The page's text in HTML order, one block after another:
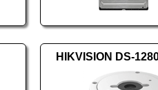
HIKVISION DS-